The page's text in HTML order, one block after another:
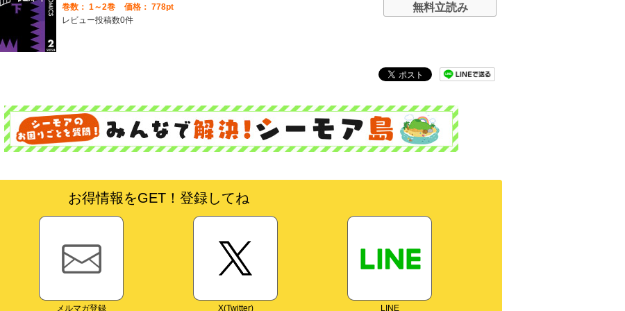
巻数： 1～2巻
価格： 778pt
レビュー投稿数0件
無料立読み
お得情報をGET！登録してね
メルマガ登録 X(Twitter) LINE